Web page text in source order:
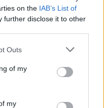
on the IAB’s List of
further disclose it to other
Outs
of my
my
00:00:57
temperatūra kils iki